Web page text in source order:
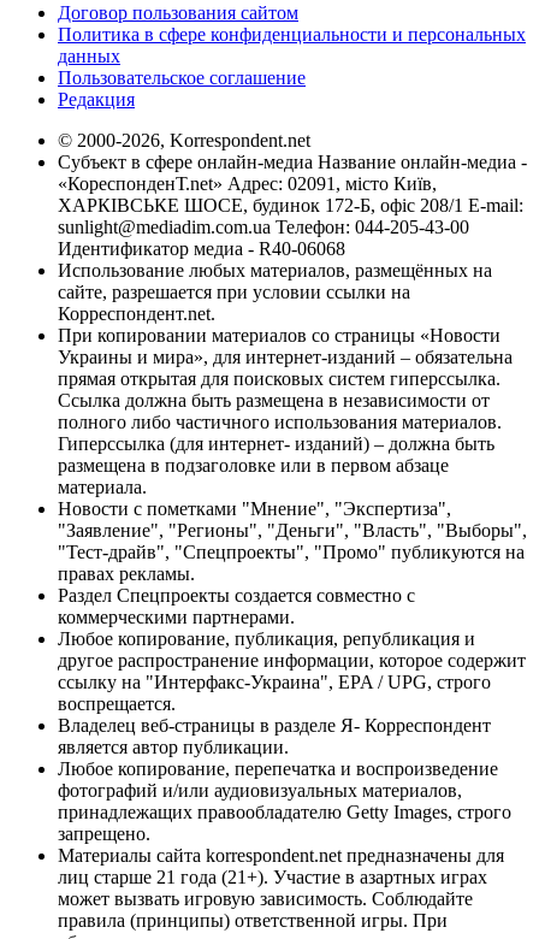
Договор пользования сайтом
Политика в сфере конфиденциальности и персональных
данных
Пользовательское соглашение
Редакция
© 2000-2026, Korrespondent.net
Субъект в сфере онлайн-медиа Название онлайн-медиа -
«КореспонденТ.net» Адрес: 02091, місто Київ,
ХАРКІВСЬКЕ ШОСЕ, будинок 172-Б, офіс 208/1 E-mail:
sunlight@mediadim.com.ua Телефон: 044-205-43-00
Идентификатор медиа - R40-06068
Использование любых материалов, размещённых на
сайте, разрешается при условии ссылки на
Корреспондент.net.
При копировании материалов со страницы «Новости
Украины и мира», для интернет-изданий – обязательна
прямая открытая для поисковых систем гиперссылка.
Ссылка должна быть размещена в независимости от
полного либо частичного использования материалов.
Гиперссылка (для интернет- изданий) – должна быть
размещена в подзаголовке или в первом абзаце
материала.
Новости с пометками "Мнение", "Экспертиза",
"Заявление", "Регионы", "Деньги", "Власть", "Выборы",
"Тест-драйв", "Спецпроекты", "Промо" публикуются на
правах рекламы.
Раздел Спецпроекты создается совместно с
коммерческими партнерами.
Любое копирование, публикация, републикация и
другое распространение информации, которое содержит
ссылку на "Интерфакс-Украина", EPA / UPG, строго
воспрещается.
Владелец веб-страницы в разделе Я- Корреспондент
является автор публикации.
Любое копирование, перепечатка и воспроизведение
фотографий и/или аудиовизуальных материалов,
принадлежащих правообладателю Getty Images, строго
запрещено.
Материалы сайта korrespondent.net предназначены для
лиц старше 21 года (21+). Участие в азартных играх
может вызвать игровую зависимость. Соблюдайте
правила (принципы) ответственной игры. При